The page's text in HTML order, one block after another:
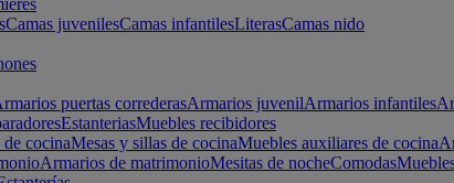
Camas juvenilesCamas infantilesLiterasCamas nido
puertas correderasArmarios juvenilArmarios infantiles
EstanteriasMuebles recibidores
de cocinaMesas y sillas de cocinaMuebles auxiliares de cocina
Armarios de matrimonioMesitas de nocheComodas